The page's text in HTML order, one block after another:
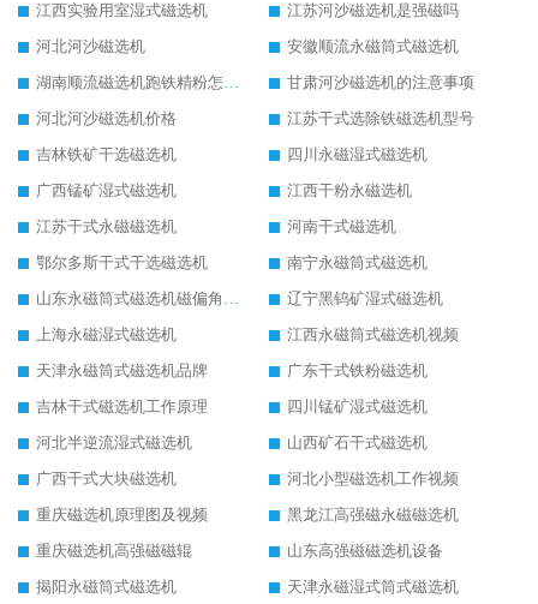
江西实验用室湿式磁选机
江苏河沙磁选机是强磁吗
河北河沙磁选机
安徽顺流永磁筒式磁选机
湖南顺流磁选机跑铁精粉怎么处理
甘肃河沙磁选机的注意事项
河北河沙磁选机价格
江苏干式选除铁磁选机型号
吉林铁矿干选磁选机
四川永磁湿式磁选机
广西锰矿湿式磁选机
江西干粉永磁选机
江苏干式永磁磁选机
河南干式磁选机
鄂尔多斯干式干选磁选机
南宁永磁筒式磁选机
山东永磁筒式磁选机磁偏角怎么调整
辽宁黑钨矿湿式磁选机
上海永磁湿式磁选机
江西永磁筒式磁选机视频
天津永磁筒式磁选机品牌
广东干式铁粉磁选机
吉林干式磁选机工作原理
四川锰矿湿式磁选机
河北半逆流湿式磁选机
山西矿石干式磁选机
广西干式大块磁选机
河北小型磁选机工作视频
重庆磁选机原理图及视频
黑龙江高强磁永磁磁选机
重庆磁选机高强磁磁辊
山东高强磁磁选机设备
揭阳永磁筒式磁选机
天津永磁湿式筒式磁选机